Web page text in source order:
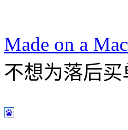
Made on a Mac
不想为落后